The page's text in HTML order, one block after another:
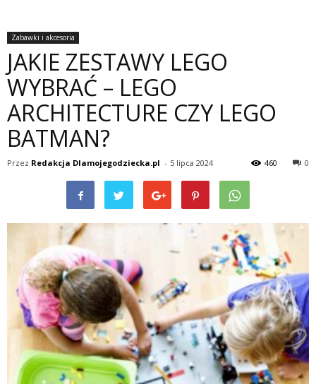
Zabawki i akcesoria
JAKIE ZESTAWY LEGO
WYBRAĆ – LEGO
ARCHITECTURE CZY LEGO
BATMAN?
Przez Redakcja Dlamojegodziecka.pl - 5 lipca 2024 0
460